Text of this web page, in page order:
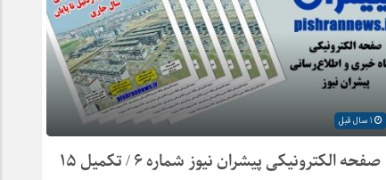
صفحه الکترونیکی پیشران نیوز شماره ۶ / تکمیل ۱۵